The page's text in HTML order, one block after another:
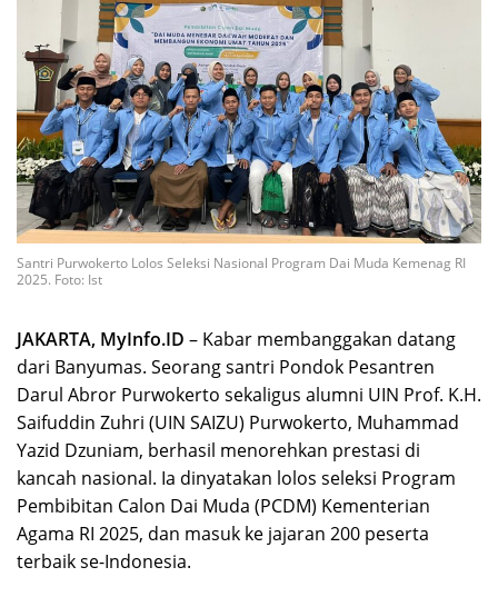
Santri Purwokerto Lolos Seleksi Nasional Program Dai Muda Kemenag RI
2025. Foto: Ist
JAKARTA, MyInfo.ID – Kabar membanggakan datang
dari Banyumas. Seorang santri Pondok Pesantren
Darul Abror Purwokerto sekaligus alumni UIN Prof. K.H.
Saifuddin Zuhri (UIN SAIZU) Purwokerto, Muhammad
Yazid Dzuniam, berhasil menorehkan prestasi di
kancah nasional. Ia dinyatakan lolos seleksi Program
Pembibitan Calon Dai Muda (PCDM) Kementerian
Agama RI 2025, dan masuk ke jajaran 200 peserta
terbaik se-Indonesia.